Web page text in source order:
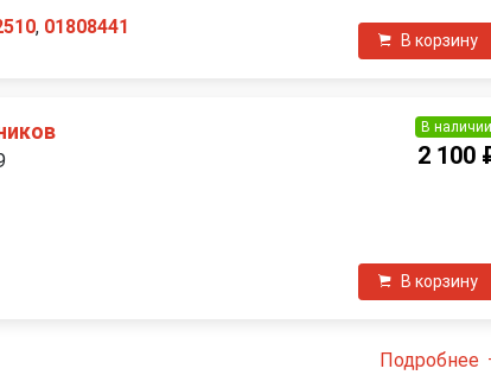
, 01808441
В корзину
В
2 100
В корзину
Подробнее